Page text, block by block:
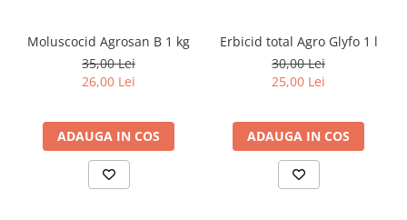
Moluscocid Agrosan B 1 kg
35,00 Lei
26,00 Lei
ADAUGA IN COS
Erbicid total Agro Glyfo 1 l
30,00 Lei
25,00 Lei
ADAUGA IN COS